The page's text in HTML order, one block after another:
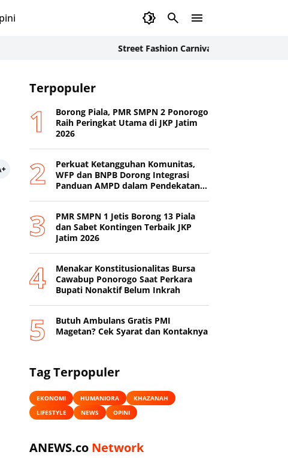
Street Fashion Carnival 2026: Inovasi Busana
Terpopuler
Borong Piala, PMR SMPN 2 Ponorogo
Raih Peringkat Utama di JKP Jatim
2026
Perkuat Ketangguhan Komunitas,
WFP dan BNPB Dorong Integrasi
Panduan AMPD dalam Pendekatan
PMR SMPN 1 Jetis Borong 13 Piala
dan Sabet Kontingen Terbaik JKP
Jatim 2026
Menakar Konstitusionalitas Bursa
Cawabup Ponorogo Saat Perkara
Bupati Nonaktif Belum Inkrah
Butuh Ambulans Gratis PMI
Magetan? Cek Syarat dan Kontaknya
Tag Terpopuler
EKONOMI HUMANIORA
KHAZANAH
LIFESTYLE
NEWS OPINI
ANEWS.co Network